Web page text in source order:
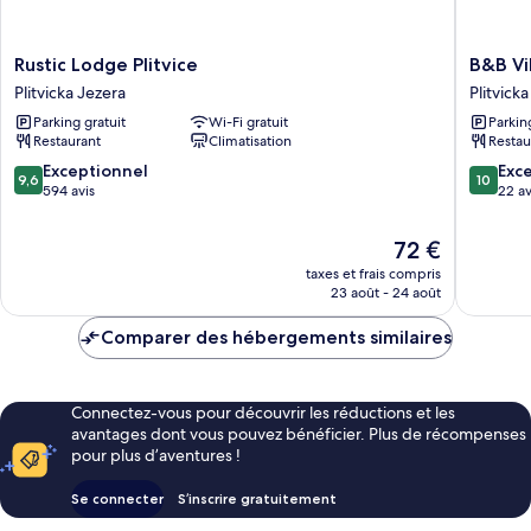
Rustic
Lodge
Plitvice
Plitvicka
Jezera
Rustic Lodge Plitvice
Plitvicka Jezera
Parking gratuit
Wi-Fi gratuit
Restaurant
Climatisation
9.6
sur
9,6 Exceptionnel
594 avis
Le
nouveau
prix
de
72 €
taxes et frais compris
23 août - 24 août
B&B
Villa
Sumrak
Plitvica
Rooms
Plitvicka
Jezera
B&B
10.0
sur
10
22
Comparer des hébergements similaires
Connectez-vous pour découvrir les réductions et les
avantages dont vous pouvez bénéficier. Plus de récompenses
pour plus d’aventures !
Se connecter S’inscrire gratuitement